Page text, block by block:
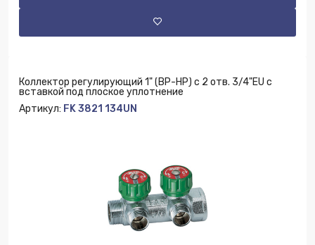
Коллектор регулирующий 1" (ВР-НР) с 2 отв. 3/4"EU с
вставкой под плоское уплотнение
Артикул: FK 3821 134UN